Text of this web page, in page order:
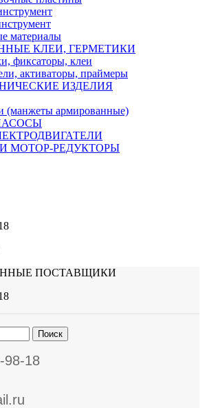
материалы
КЛЕИ, ГЕРМЕТИКИ
фиксаторы, клеи
активаторы, праймеры
ИЗДЕЛИЯ
(манжеты армированные)
МОТОР-РЕДУКТОРЫ
ПОСТАВЩИКИ
Поиск
98-18